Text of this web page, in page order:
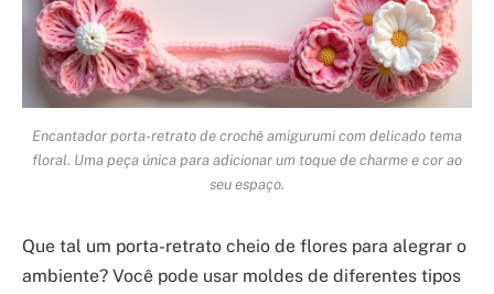
Encantador porta-retrato de crochê amigurumi com delicado tema
floral. Uma peça única para adicionar um toque de charme e cor ao
seu espaço.
Que tal um porta-retrato cheio de flores para alegrar o
ambiente? Você pode usar moldes de diferentes tipos